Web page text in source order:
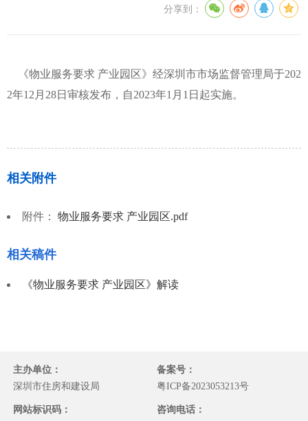
分享到：
《物业服务要求 产业园区》经深圳市市场监督管理局于202
2年12月28日审核发布，自2023年1月1日起实施。
相关附件
附件： 物业服务要求 产业园区.pdf
相关稿件
《物业服务要求 产业园区》解读
主办单位：
深圳市住房和建设局
备案号：
粤ICP备2023053213号
网站标识码： 咨询电话：